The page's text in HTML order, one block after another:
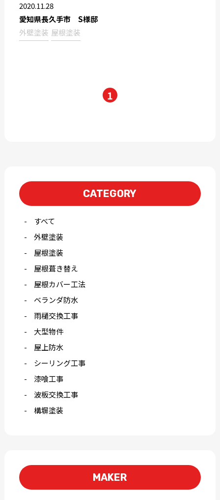
2020.11.28
愛知県長久手市 S様邸
外壁塗装 屋根塗装
1
CATEGORY
すべて
外壁塗装
屋根塗装
屋根葺き替え
屋根カバー工法
ベランダ防水
雨樋交換工事
大型物件
屋上防水
シーリング工事
漆喰工事
波板交換工事
構塀塗装
MAKER